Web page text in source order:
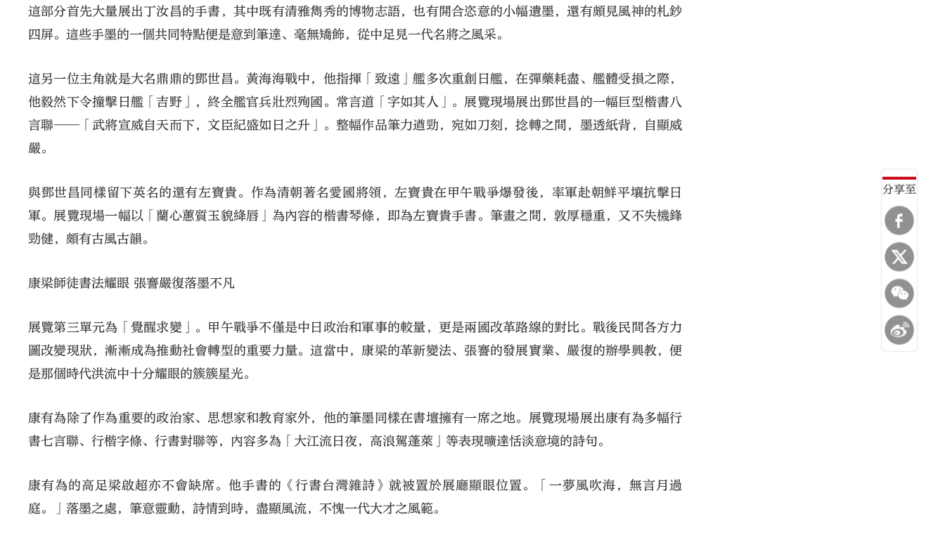
分享至
這部分首先大量展出丁汝昌的手書，其中既有清雅雋秀的博物志語，也有開合恣意的小幅遺墨，還有頗見風神的札鈔
四屏。這些手墨的一個共同特點便是意到筆達、毫無矯飾，從中足見一代名將之風采。
這另一位主角就是大名鼎鼎的鄧世昌。黃海海戰中，他指揮「致遠」艦多次重創日艦，在彈藥耗盡、艦體受損之際，
他毅然下令撞擊日艦「吉野」，終全艦官兵壯烈殉國。常言道「字如其人」。展覽現場展出鄧世昌的一幅巨型楷書八
言聯──「武將宣威自天而下，文臣紀盛如日之升」。整幅作品筆力遒勁，宛如刀刻，捻轉之間，墨透紙背，自顯威
嚴。
與鄧世昌同樣留下英名的還有左寶貴。作為清朝著名愛國將領，左寶貴在甲午戰爭爆發後，率軍赴朝鮮平壤抗擊日
軍。展覽現場一幅以「蘭心蕙質玉貌絳唇」為內容的楷書琴條，即為左寶貴手書。筆畫之間，敦厚穩重，又不失機鋒
勁健，頗有古風古韻。
康梁師徒書法耀眼 張謇嚴復落墨不凡
展覽第三單元為「覺醒求變」。甲午戰爭不僅是中日政治和軍事的較量，更是兩國改革路線的對比。戰後民間各方力
圖改變現狀，漸漸成為推動社會轉型的重要力量。這當中，康梁的革新變法、張謇的發展實業、嚴復的辦學興教，便
是那個時代洪流中十分耀眼的簇簇星光。
康有為除了作為重要的政治家、思想家和教育家外，他的筆墨同樣在書壇擁有一席之地。展覽現場展出康有為多幅行
書七言聯、行楷字條、行書對聯等，內容多為「大江流日夜，高浪駕蓬萊」等表現曠達恬淡意境的詩句。
康有為的高足梁啟超亦不會缺席。他手書的《行書台灣雜詩》就被置於展廳顯眼位置。「一夢風吹海，無言月過
庭。」落墨之處，筆意靈動，詩情到時，盡顯風流，不愧一代大才之風範。